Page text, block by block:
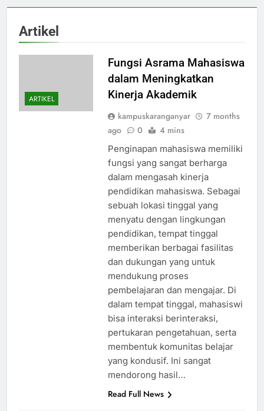
Artikel
ARTIKEL
Fungsi Asrama Mahasiswa
dalam Meningkatkan
Kinerja Akademik
kampuskaranganyar
7 months
ago
0 4 mins
Penginapan mahasiswa memiliki
fungsi yang sangat berharga
dalam mengasah kinerja
pendidikan mahasiswa. Sebagai
sebuah lokasi tinggal yang
menyatu dengan lingkungan
pendidikan, tempat tinggal
memberikan berbagai fasilitas
dan dukungan yang untuk
mendukung proses
pembelajaran dan mengajar. Di
dalam tempat tinggal, mahasiswi
bisa interaksi berinteraksi,
pertukaran pengetahuan, serta
membentuk komunitas belajar
yang kondusif. Ini sangat
mendorong hasil…
Read Full News